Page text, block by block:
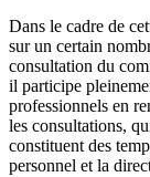
Dans le cadre de
sur un certain
consultation du
il participe
professionnels en
les consultations,
constituent des
personnel et la